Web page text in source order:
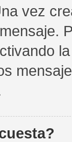
vez